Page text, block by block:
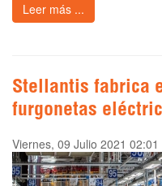
Leer más ...
Stellantis fabrica
furgonetas
Viernes, 09 Julio 2021 02:01